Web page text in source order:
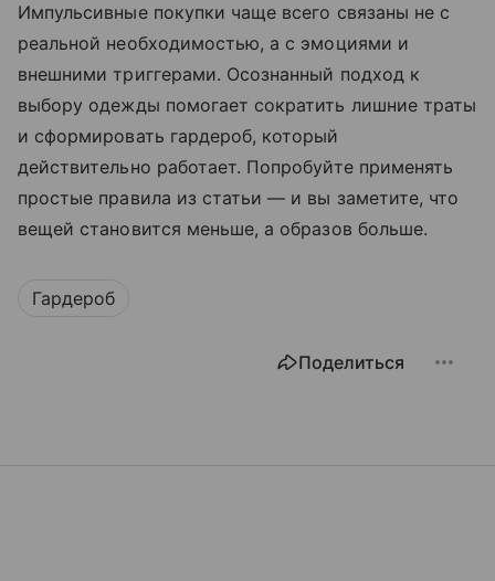
Импульсивные покупки чаще всего связаны не с
реальной необходимостью, а с эмоциями и
внешними триггерами. Осознанный подход к
выбору одежды помогает сократить лишние траты
и сформировать гардероб, который
действительно работает. Попробуйте применять
простые правила из статьи — и вы заметите, что
вещей становится меньше, а образов больше.
Гардероб
Поделиться